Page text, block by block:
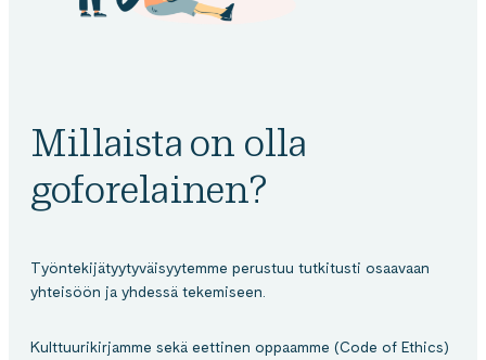
Millaista on olla
goforelainen?
Työntekijätyytyväisyytemme perustuu tutkitusti osaavaan
yhteisöön ja yhdessä tekemiseen.
Kulttuurikirjamme sekä eettinen oppaamme (Code of Ethics)